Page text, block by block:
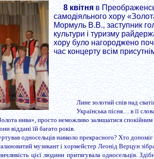
8 квітняв
самодіяльного хору
Мормуль В.В., заступник
культури і туризму
хору було нагороджено
час концерту всім
Лине золотий спів над
Українська пісня… в її
нива», просто неможливо залишатися
віддані їй багато років.
односельців навколо прекрасного? Хто
музикант і хормейстер Леонід Верцун
цієї людини притягувала односельців.